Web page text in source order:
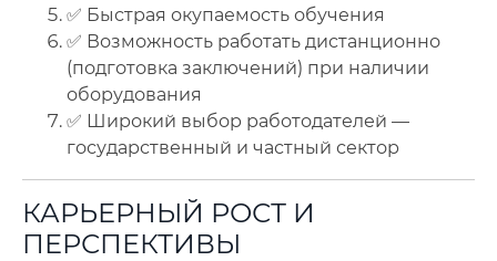
✅ Быстрая окупаемость обучения
✅ Возможность работать дистанционно
(подготовка заключений) при наличии
оборудования
✅ Широкий выбор работодателей —
государственный и частный сектор
КАРЬЕРНЫЙ РОСТ И
ПЕРСПЕКТИВЫ